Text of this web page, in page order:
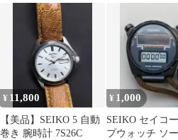
¥ 11,800
【美品】SEIKO 5 自動
巻き 腕時計 7S26C
¥ 1,000
SEIKO セイコ
プウォッチ ソ